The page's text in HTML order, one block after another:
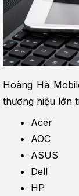
Hoàng Hà
thương hiệu lớn
Acer
AOC
ASUS
Dell
HP